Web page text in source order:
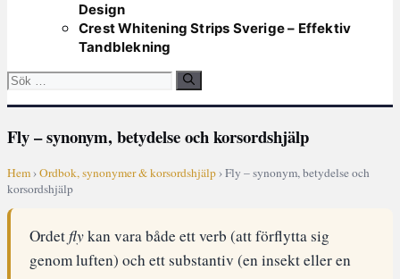
Design
Crest Whitening Strips Sverige – Effektiv
Tandblekning
Sök
Fly – synonym, betydelse och korsordshjälp
Hem›Ordbok, synonymer & korsordshjälp› Fly – synonym, betydelse och
korsordshjälp
Ordetflykan vara både ett verb (att förflytta sig
genom luften) och ett substantiv (en insekt eller en